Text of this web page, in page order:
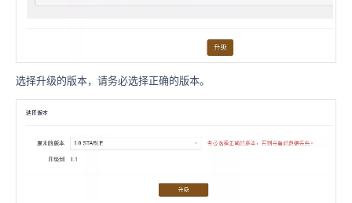
选择升级的版本，请务必选择正确的版本。